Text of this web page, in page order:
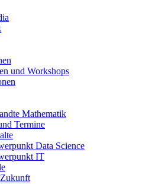
und Workshops
Mathematik
Termine
Data Science
IT